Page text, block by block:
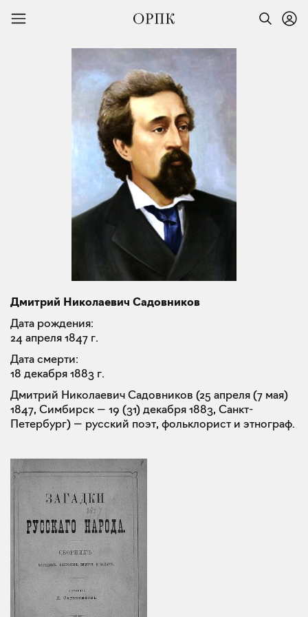
Дмитрий Николаевич Садовников
Дата рождения:
24 апреля 1847 г.
Дата смерти:
18 декабря 1883 г.
Дмитрий Николаевич Садовников (25 апреля (7 мая)
1847, Симбирск — 19 (31) декабря 1883, Санкт-
Петербург) — русский поэт, фольклорист и этнограф.